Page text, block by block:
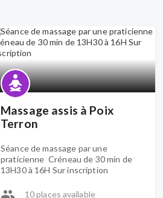
Massage assis à Poix
Terron
Séance de massage par une
praticienne Créneau de 30 min de
13H30 à 16H Sur inscription
10 places available